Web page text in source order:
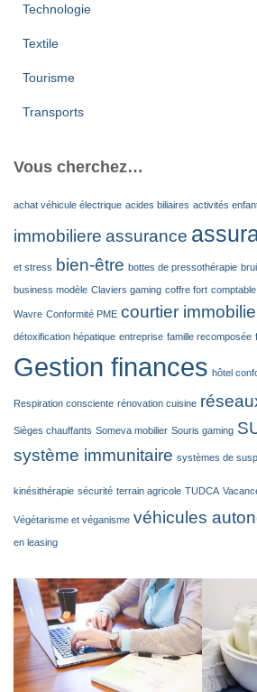
Technologie
Textile
Tourisme
Transports
Vous cherchez…
achat véhicule électrique acides biliaires activités
immobiliere assurance
et stress bien-être bottes de pressothérapie
business modèle Claviers gaming coffre fort
Wavre Conformité PME courtier
détoxification hépatique entreprise famille recomposée
Gestion finances hôtel
Respiration consciente rénovation cuisine
Sièges chauffants Someva mobilier Souris gaming
système immunitaire systèmes de
kinésithérapie sécurité terrain agricole TUDCA
Végétarisme et véganisme véhicules
en leasing